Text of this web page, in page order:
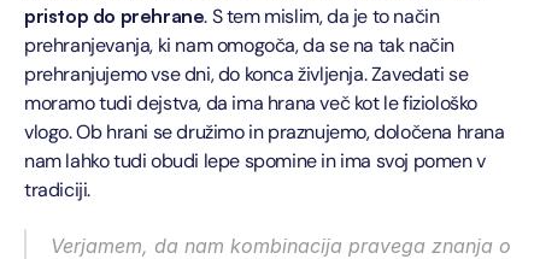
pristop do prehrane. S tem mislim, da je to način
prehranjevanja, ki nam omogoča, da se na tak način
prehranjujemo vse dni, do konca življenja. Zavedati se
moramo tudi dejstva, da ima hrana več kot le fiziološko
vlogo. Ob hrani se družimo in praznujemo, določena hrana
nam lahko tudi obudi lepe spomine in ima svoj pomen v
tradiciji.
Verjamem, da nam kombinacija pravega znanja o